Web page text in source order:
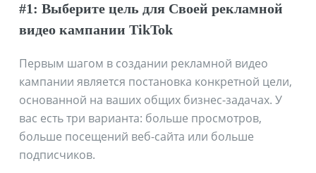
#1: Выберите цель для Своей рекламной
видео кампании TikTok
Первым шагом в создании рекламной видео
кампании является постановка конкретной цели,
основанной на ваших общих бизнес-задачах. У
вас есть три варианта: больше просмотров,
больше посещений веб-сайта или больше
подписчиков.